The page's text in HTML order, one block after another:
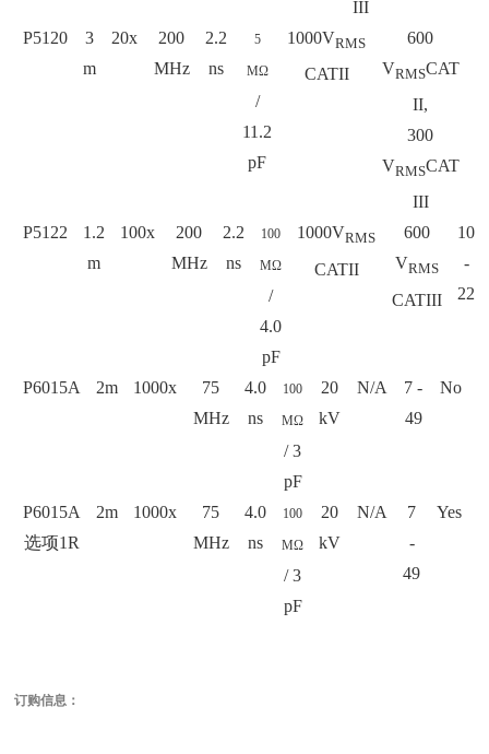
III
P5120
3
m
20x
200
MHz
2.2
ns
5
MΩ
/
11.2
pF
1000VRMS
CATII
600
VRMSCAT
II,
300
VRMSCAT
III
P5122
1.2
m
100x
200
MHz
2.2
ns
100
MΩ
/
4.0
pF
1000VRMS
CATII
600
VRMS
CATIII
10
-
22
P6015A 2m 1000x
75
MHz
4.0
ns
100
MΩ
/ 3
pF
20
kV
N/A
7 -
49
No
P6015A
选项1R
2m 1000x
75
MHz
4.0
ns
100
MΩ
/ 3
pF
20
kV
N/A
7
-
49
Yes
订购信息：